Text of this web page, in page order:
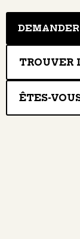
TROUVER
ÊTES-